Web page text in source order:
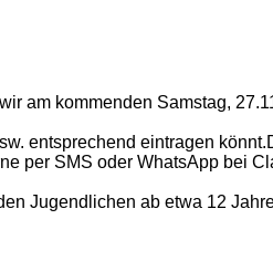
am kommenden Samstag,
entsprechend eintragen
per SMS oder WhatsApp bei
Jugendlichen ab etwa 12